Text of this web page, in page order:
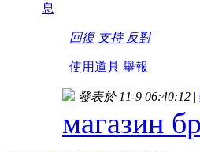
息
回復 支持 反對
使用道具 舉報
發表於 11-9 06:40:12 |
магазин